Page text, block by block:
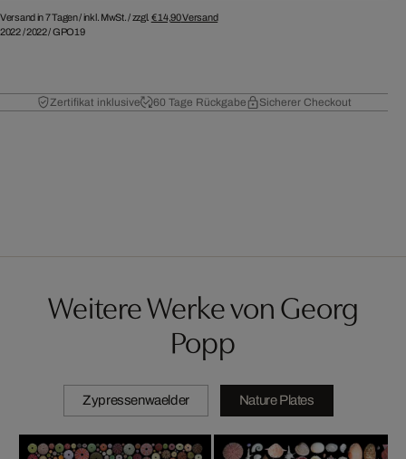
Versand in 7 Tagen /inkl. MwSt. / zzgl. € 14,90Versand
2022/2022/GPO19
Zertifikat inklusive 60 Tage Rückgabe Sicherer Checkout
Weitere Werke von Georg
Popp
Zypressenwaelder Nature Plates